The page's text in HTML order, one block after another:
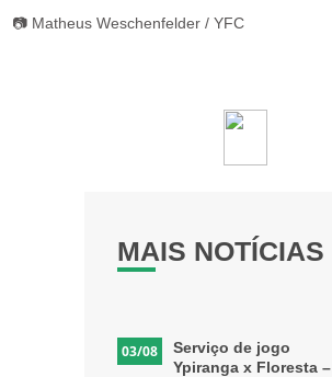
📷 Matheus Weschenfelder / YFC
MAIS NOTÍCIAS
03/08
Serviço de jogo
Ypiranga x Floresta –